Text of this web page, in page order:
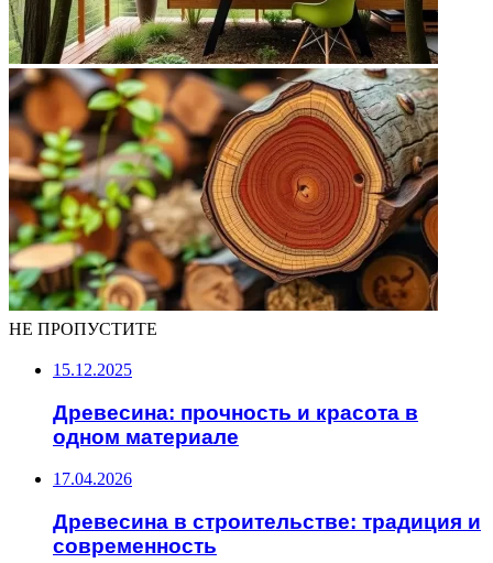
НЕ ПРОПУСТИТЕ
15.12.2025
Древесина: прочность и красота в
одном материале
17.04.2026
Древесина в строительстве: традиция и
современность